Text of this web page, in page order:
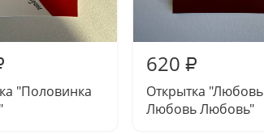
"Половинка
620 ₽
Открытка "Любовь
Любовь Любовь"